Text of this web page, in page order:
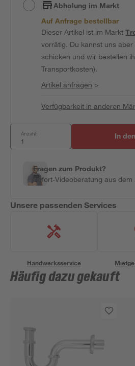
Abholung im Markt
Auf Anfrage bestellbar
Dieser Artikel ist im Markt
vorrätig. Du kannst uns
schicken und wir bestellen
Transportkosten).
Artikel anfragen >
Verfügbarkeit in anderen
Anzahl: In
Fragen zum Produkt?
Sofort-Videoberatung aus
Unsere passenden Services
Handwerksservice
Häufig dazu gekauft